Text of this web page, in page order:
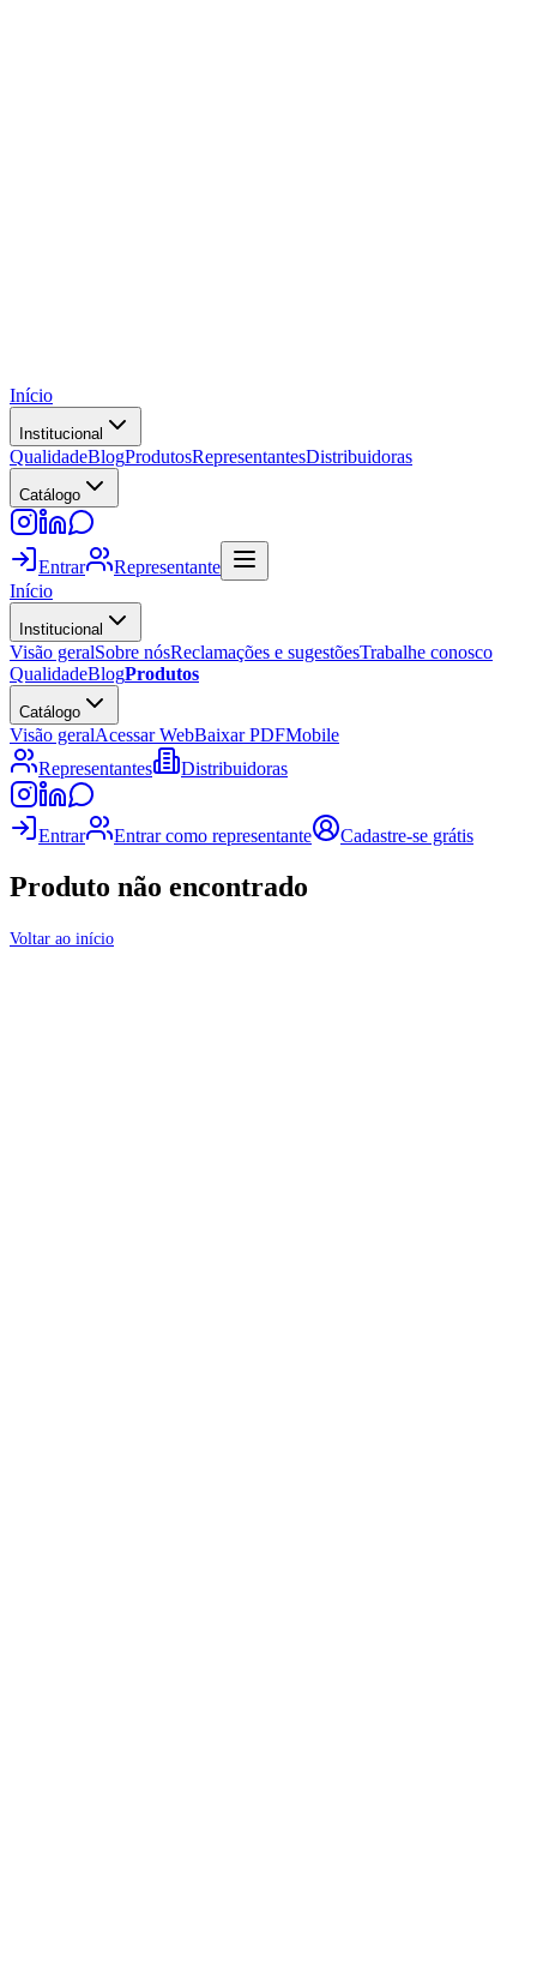
Início
Institucional
QualidadeBlogProdutosRepresentantesDistribuidoras
Catálogo
Entrar
Representante
Início
Institucional
Visão geralSobre nósReclamações e sugestõesTrabalhe conosco
QualidadeBlogProdutos
Catálogo
Visão geralAcessar WebBaixar PDFMobile
Representantes
Distribuidoras
Entrar Entrar como representante Cadastre-se grátis
Produto não encontrado
Voltar ao início